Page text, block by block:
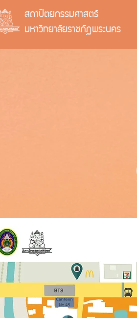
สถาปัตยกรรมศาสตร์
มหาวิทยาลัยราชภัฏพระนคร